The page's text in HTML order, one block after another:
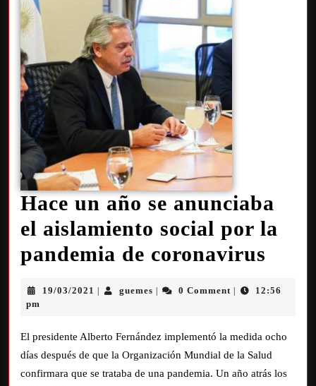
Hace un año se anunciaba
el aislamiento social por la
pandemia de coronavirus
19/03/2021 guemes 0 Comment
12:56
pm
El presidente Alberto Fernández implementó la medida ocho
días después de que la Organización Mundial de la Salud
confirmara que se trataba de una pandemia. Un año atrás los